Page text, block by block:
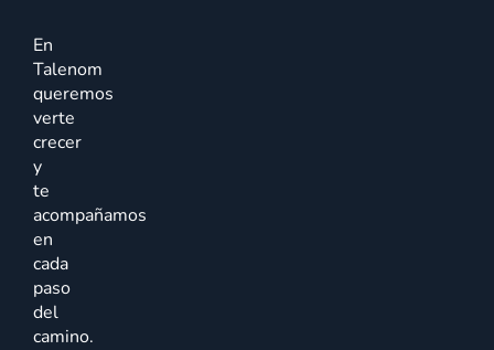
En
Talenom
queremos
verte
crecer
y
te
acompañamos
en
cada
paso
del
camino.